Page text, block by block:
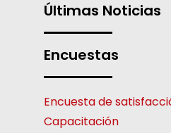
Últimas Noticias
Encuestas
Encuesta de
Capacitación